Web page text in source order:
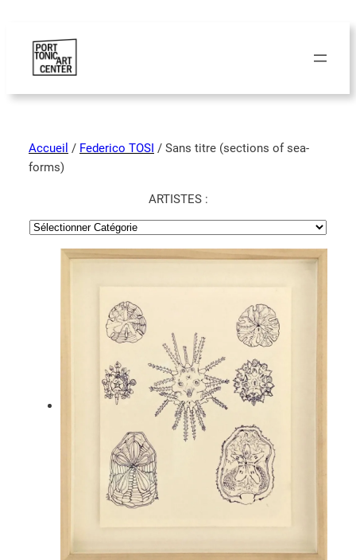
Accueil / Federico TOSI / Sans titre (sections of sea-
forms)
ARTISTES :